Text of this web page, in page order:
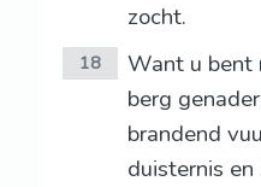
zocht.
18
Want u bent
berg
brandend
duisternis